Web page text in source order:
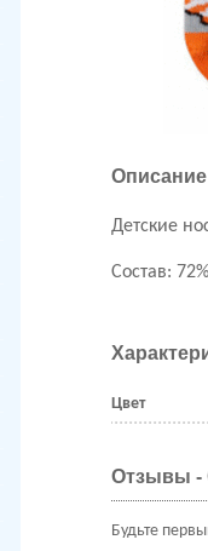
Описание
Детские
Состав:
Цвет
Отзывы -
Будьте